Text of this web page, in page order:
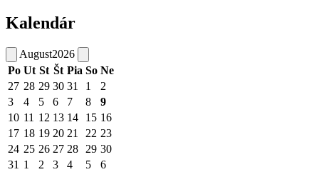
Kalendár
August2026
Po Ut St Št Pia So Ne
27 28 29 30 31 1
2
3
4 5 6 7 8
9
10 11 12 13 14 15 16
17 18 19 20 21 22 23
24 25 26 27 28 29 30
31 1 2 3 4 5 6